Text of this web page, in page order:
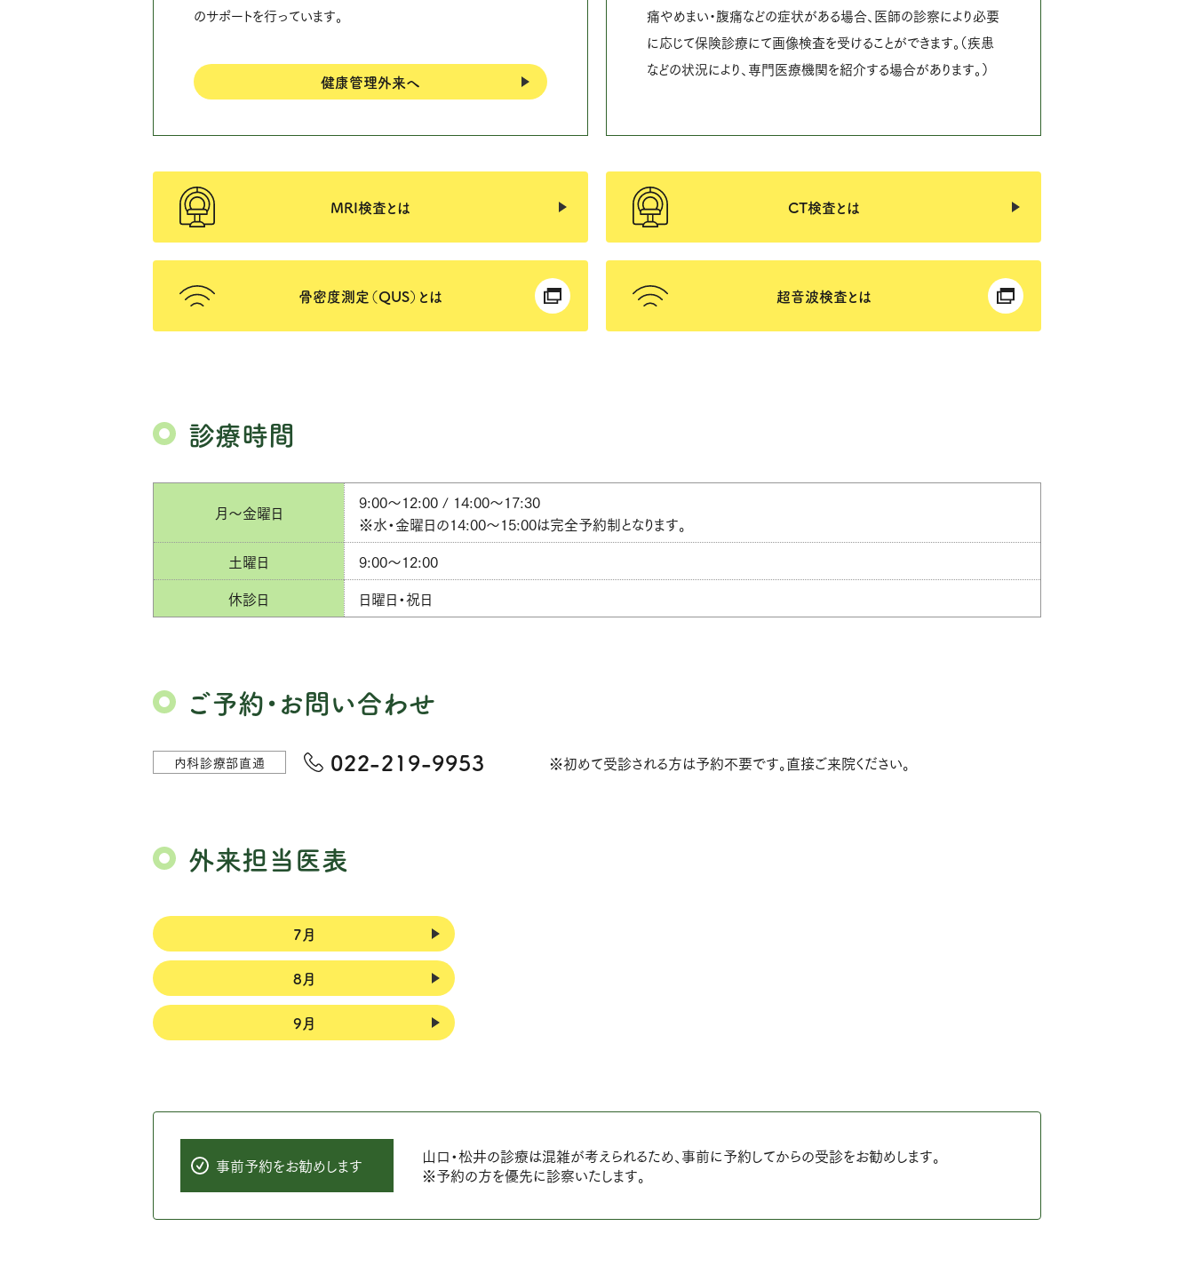
のサポートを行っています。
健康管理外来へ
痛やめまい・腹痛などの症状がある場合、医師の診察により必要
に応じて保険診療にて画像検査を受けることができます。（疾患
などの状況により、専門医療機関を紹介する場合があります。）
MRI検査とは CT検査とは
骨密度測定（QUS）とは 超音波検査とは
診療時間
月〜金曜日
9:00〜12:00 / 14:00〜17:30
※水・金曜日の14:00～15:00は完全予約制となります。
土曜日
9:00〜12:00
休診日
日曜日・祝日
ご予約・お問い合わせ
内科診療部直通 022-219-9953 ※初めて受診される方は予約不要です。直接ご来院ください。
外来担当医表
7月
8月
9月
事前予約をお勧めします
山口・松井の診療は混雑が考えられるため、事前に予約してからの受診をお勧めします。
※予約の方を優先に診察いたします。